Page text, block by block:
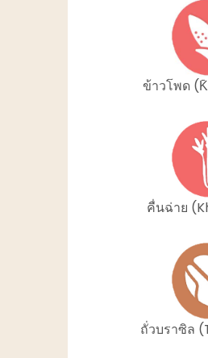
ข้าวโพด
คื่นฉ่าย
ถั่วบราซิล